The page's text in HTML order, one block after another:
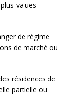
values
de régime
de marché ou
résidences de
partielle ou